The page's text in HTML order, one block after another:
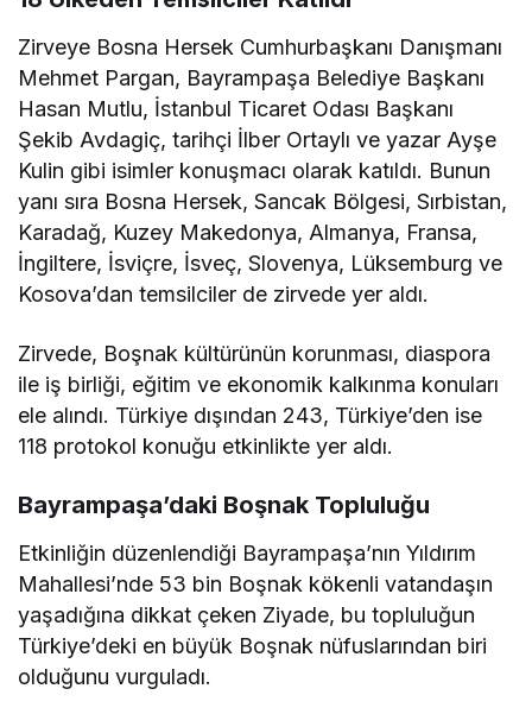
Zirveye Bosna Hersek Cumhurbaşkanı Danışmanı
Mehmet Pargan, Bayrampaşa Belediye Başkanı
Hasan Mutlu, İstanbul Ticaret Odası Başkanı
Şekib Avdagiç, tarihçi İlber Ortaylı ve yazar Ayşe
Kulin gibi isimler konuşmacı olarak katıldı. Bunun
yanı sıra Bosna Hersek, Sancak Bölgesi, Sırbistan,
Karadağ, Kuzey Makedonya, Almanya, Fransa,
İngiltere, İsviçre, İsveç, Slovenya, Lüksemburg ve
Kosova’dan temsilciler de zirvede yer aldı.
Zirvede, Boşnak kültürünün korunması, diaspora
ile iş birliği, eğitim ve ekonomik kalkınma konuları
ele alındı. Türkiye dışından 243, Türkiye’den ise
118 protokol konuğu etkinlikte yer aldı.
Bayrampaşa’daki Boşnak Topluluğu
Etkinliğin düzenlendiği Bayrampaşa’nın Yıldırım
Mahallesi’nde 53 bin Boşnak kökenli vatandaşın
yaşadığına dikkat çeken Ziyade, bu topluluğun
Türkiye’deki en büyük Boşnak nüfuslarından biri
olduğunu vurguladı.